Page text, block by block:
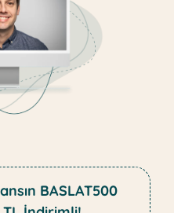
BASLAT500